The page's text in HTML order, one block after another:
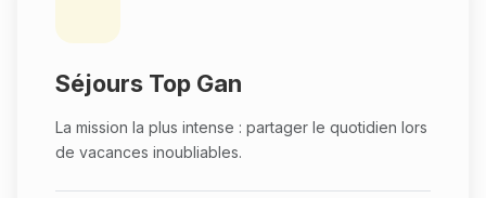
Séjours Top Gan
La mission la plus intense : partager le quotidien lors
de vacances inoubliables.